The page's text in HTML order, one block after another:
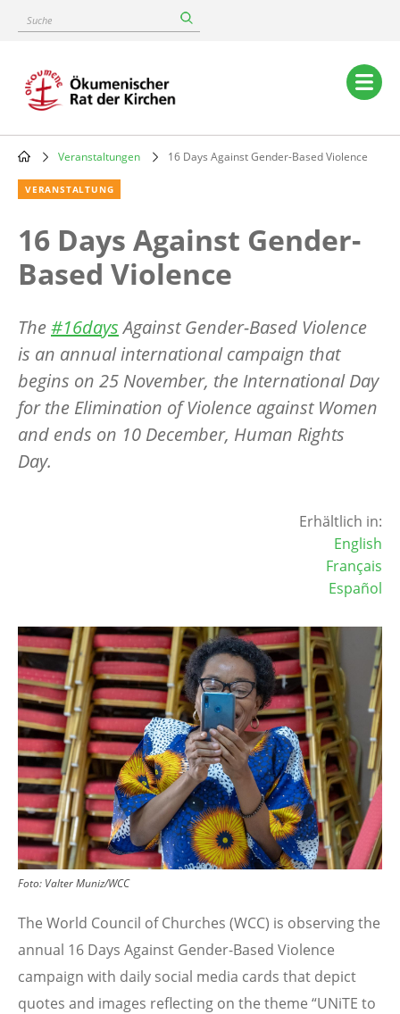
content
Suche
Main
navigation
Breadcrumb
Veranstaltungen 16 Days Against Gender-Based Violence
VERANSTALTUNG
16 Days Against Gender-
Based Violence
The#16daysAgainst Gender-Based Violence
is an annual international campaign that
begins on 25 November, the International Day
for the Elimination of Violence against Women
and ends on 10 December, Human Rights
Day.
Erhältlich in:
English
Français
Español
Image
Foto: Valter Muniz/WCC
The World Council of Churches (WCC) is observing the
annual 16 Days Against Gender-Based Violence
campaign with daily social media cards that depict
quotes and images reflecting on the theme “UNiTE to